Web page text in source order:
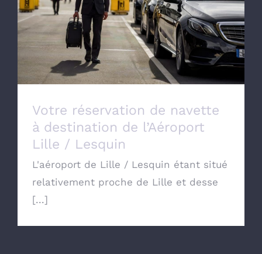
Votre réservation de navette à destination
de l’Aéroport Lille / Lesquin
Votre réservation de navette
à destination de l’Aéroport
Lille / Lesquin
L'aéroport de Lille / Lesquin étant situé
relativement proche de Lille et desse
[...]